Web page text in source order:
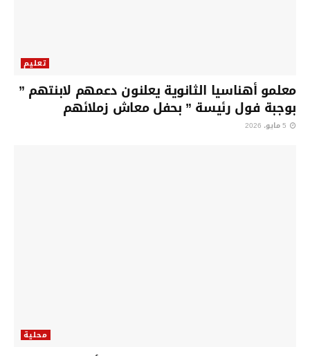
تعليم
معلمو أهناسيا الثانوية يعلنون دعمهم لابنتهم ”
بوجبة فول رئيسة ” بحفل معاش زملائهم
محلية